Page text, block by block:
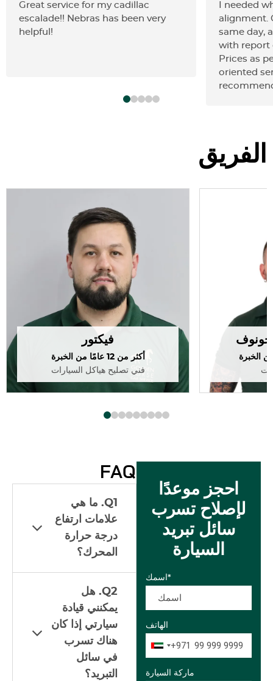
Great service for my cadillac
escalade!! Nebras has been very
helpful!
I needed
alignment.
same day,
with report
Prices as
oriented
الفريق
فيكتور
أكثر من 12 عامًا من الخبرة
فني تصليح هياكل السيارات
FAQ
Q1. ما هي
علامات ارتفاع
درجة حرارة
المحرك؟
Q2. هل
يمكنني قيادة
سيارتي إذا كان
هناك تسرب
في سائل
التبريد؟
احجز موعدًا
لإصلاح تسرب
سائل تبريد
السيارة
اسمك*
الهاتف
+971
ماركة السيارة